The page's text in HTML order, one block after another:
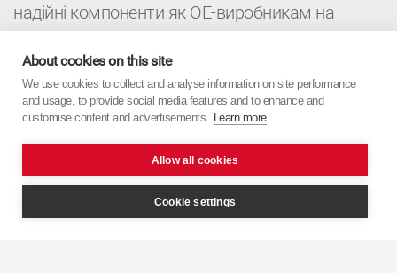
надійні компоненти як ОЕ-виробникам на
автомайстерням для післпродажного
обслуговування автомобілей. Це поєднання
японської точності з європейським підходом.
About cookies on this site
We use cookies to collect and analyse information on site performance
and usage, to provide social media features and to enhance and
customise content and advertisements. Learn more
Allow all cookies
Cookie settings